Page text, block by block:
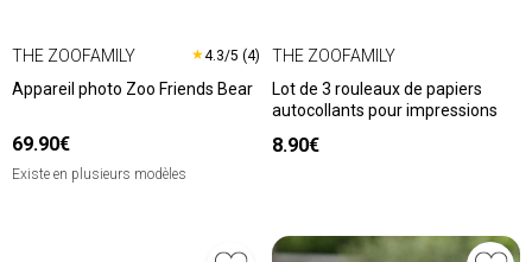
THE ZOOFAMILY ★4.3/5 (4)
Appareil photo Zoo Friends Bear
69.90€
Existe en plusieurs modèles
THE ZOOFAMILY
Lot de 3 rouleaux de papiers
autocollants pour impressions
8.90€